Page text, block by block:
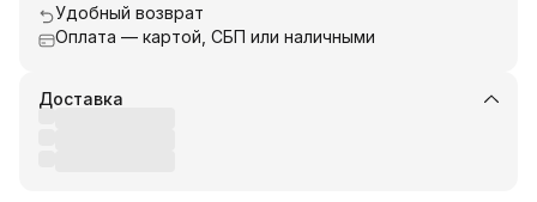
Удобный возврат
Оплата — картой, СБП или наличными
Доставка